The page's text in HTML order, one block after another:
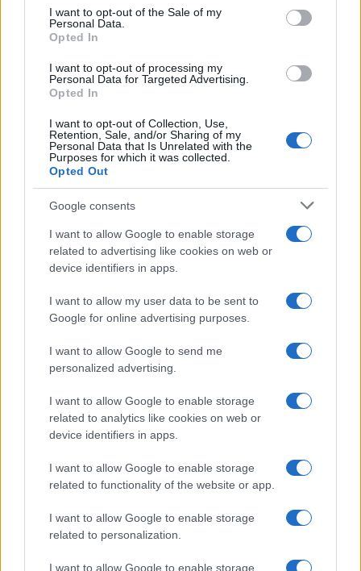
consent section.
I want to opt-out of the Sale of my
Personal Data.
Opted In
I want to opt-out of processing my
Personal Data for Targeted Advertising.
Opted In
I want to opt-out of Collection, Use,
Retention, Sale, and/or Sharing of my
Personal Data that Is Unrelated with the
Purposes for which it was collected.
Opted Out
Google consents
I want to allow Google to enable storage
related to advertising like cookies on web or
device identifiers in apps.
I want to allow my user data to be sent to
Google for online advertising purposes.
I want to allow Google to send me
personalized advertising.
I want to allow Google to enable storage
related to analytics like cookies on web or
device identifiers in apps.
I want to allow Google to enable storage
related to functionality of the website or app.
I want to allow Google to enable storage
related to personalization.
I want to allow Google to enable storage
Condividi l'articolo
F
a
ce
b
o
o
k
T
w
it
te
r
Pi
n
te
re
st
W
at
s
A
p
p
S
a
Articolo precedente
Prossimo articolo
vigili del fuoco a Rudalza
Ristorante distrutto dalle fiamme a La
Maddalena, incendio a Monti d’à rena